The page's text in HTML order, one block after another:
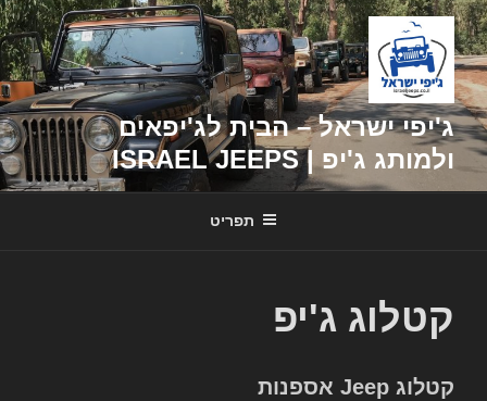
דילוג
לתוכן
ג'יפי ישראל – הבית לג'יפאים
ולמותג ג'יפ | ISRAEL JEEPS
תפריט
קטלוג ג'יפ
קטלוג Jeep אספנות